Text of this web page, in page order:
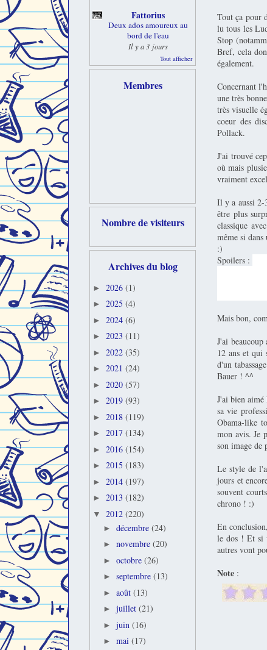
Tout ça pour
lu tous les
Stop
Bref, cela
également.
Concernant
une très
très visuelle
coeur des
Pollack.
J'ai trouvé
où mais
vraiment
Il y a aussi 2-
être plus
classique
même si
:)
Spoilers :
Mais bon,
J'ai
12 ans et qui
d'un
Bauer ! ^^
J'ai bien aimé
sa vie
Obama-like
mon avis. Je
son image de
Le style de
jours et
souvent
chrono ! :)
En
le dos ! Et si
autres vont
Note :
Fattorius
Deux ados amoureux au
bord de l'eau
Il y a 3 jours
Tout afficher
Membres
Nombre de visiteurs
Archives du blog
► 2026 (1)
► 2025 (4)
► 2024 (6)
► 2023 (11)
► 2022 (35)
► 2021 (24)
► 2020 (57)
► 2019 (93)
► 2018 (119)
► 2017 (134)
► 2016 (154)
► 2015 (183)
► 2014 (197)
► 2013 (182)
▼ 2012 (220)
► décembre (24)
► novembre (20)
► octobre (26)
► septembre (13)
► août (13)
► juillet (21)
► juin (16)
► mai (17)